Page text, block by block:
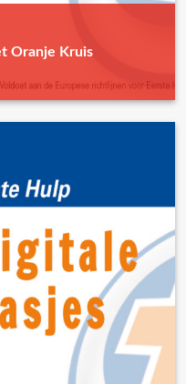
Oranje Kruis